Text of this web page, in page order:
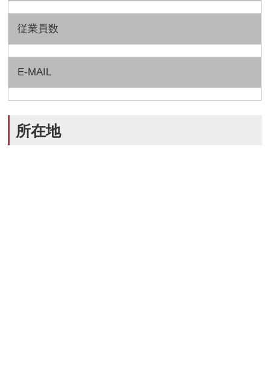
従業員数
E-MAIL
所在地